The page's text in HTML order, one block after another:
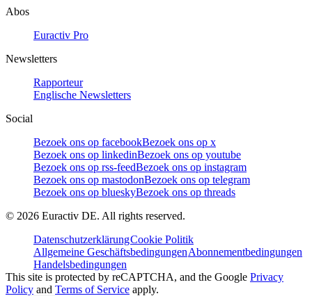
Abos
Euractiv Pro
Newsletters
Rapporteur
Englische Newsletters
Social
Bezoek ons op facebookBezoek ons op x
Bezoek ons op linkedinBezoek ons op youtube
Bezoek ons op rss-feedBezoek ons op instagram
Bezoek ons op mastodonBezoek ons op telegram
Bezoek ons op blueskyBezoek ons op threads
© 2026 Euractiv DE. All rights reserved.
DatenschutzerklärungCookie Politik
Allgemeine GeschäftsbedingungenAbonnementbedingungen
Handelsbedingungen
This site is protected by reCAPTCHA, and the Google Privacy
Policy and Terms of Service apply.